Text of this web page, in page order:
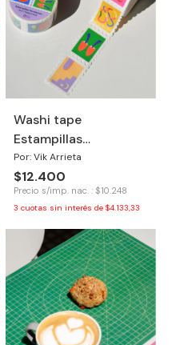
Washi tape
Estampillas
Revelacion
Por: Vik Arrieta
$12.400
Precio s/imp. nac. : $10.248
3 cuotas sin interés de $4.133,33